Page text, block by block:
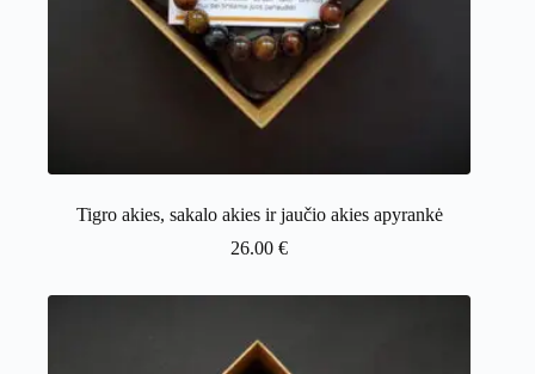
Tigro akies, sakalo akies ir jaučio akies apyrankė
26.00€